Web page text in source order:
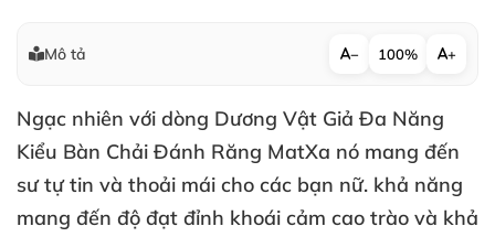
Mô tả − 100% +
Ngạc nhiên với dòng Dương Vật Giả Đa Năng
Kiểu Bàn Chải Đánh Răng MatXa nó mang đến
sư tự tin và thoải mái cho các bạn nữ. khả năng
mang đến độ đạt đỉnh khoái cảm cao trào và khả